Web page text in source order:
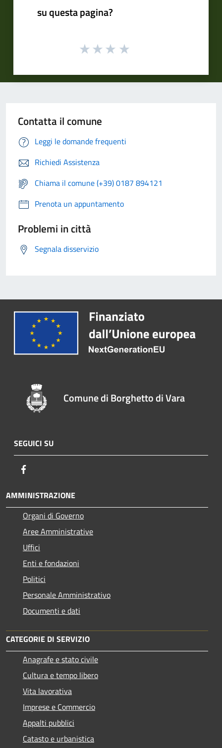
su questa pagina?
Contatta il comune
Leggi le domande frequenti
Richiedi Assistenza
Chiama il comune (+39) 0187 894121
Prenota un appuntamento
Problemi in città
Segnala disservizio
Comune di Borghetto di Vara
SEGUICI SU
AMMINISTRAZIONE
Organi di Governo
Aree Amministrative
Uffici
Enti e fondazioni
Politici
Personale Amministrativo
Documenti e dati
CATEGORIE DI SERVIZIO
Anagrafe e stato civile
Cultura e tempo libero
Vita lavorativa
Imprese e Commercio
Appalti pubblici
Catasto e urbanistica